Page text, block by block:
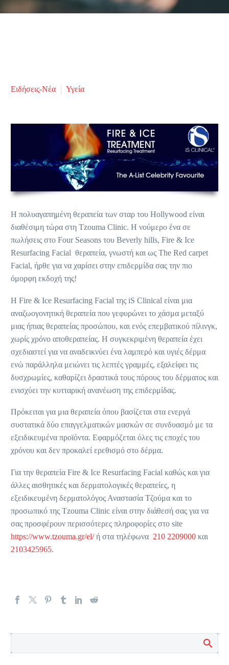
Ειδήσεις-Νέα Υγεία
H πολυαγαπημένη θεραπεία των σταρ του Hollywood είναι
διαθέσιμη τώρα στη Tzouma Clinic. H νούμερο ένα σε
πωλήσεις στο Four Seasons του Beverly hills, Fire & Ice
Resurfacing Facial θεραπεία, γνωστή και ως The Red carpet
Facial, ήρθε για να χαρίσει στην επιδερμίδα σας την πιο
όμορφη εκδοχή της!
Η Fire & Ice Resurfacing Facial της iS Clinical είναι μια
αναζωογονητική θεραπεία που γεφυρώνει το χάσμα μεταξύ
μιας ήπιας θεραπείας προσώπου, και ενός επεμβατικού πίλινγκ,
χωρίς χρόνο αποθεραπείας. Η συγκεκριμένη θεραπεία έχει
σχεδιαστεί για να αναδεικνύει ένα λαμπερό και υγιές δέρμα
ενώ παράλληλα μειώνει τις λεπτές γραμμές, εξαλείφει τις
δυσχρωμίες, καθαρίζει δραστικά τους πόρους του δέρματος και
ενισχύει την κυτταρική ανανέωση της επιδερμίδας.
Πρόκειται για μια θεραπεία όπου βασίζεται στα ενεργά
συστατικά δύο επαγγελματικών μασκών σε συνδυασμό με τα
εξειδικευμένα προϊόντα. Εφαρμόζεται όλες τις εποχές του
χρόνου και δεν προκαλεί ερεθισμό στο δέρμα.
Για την θεραπεία Fire & Ice Resurfacing Facial καθώς και για
άλλες αισθητικές και δερματολογικές θεραπείες, η
εξειδικευμένη δερματολόγος Αναστασία Τζούμα και το
προσωπικό της Tzouma Clinic είναι στην διάθεσή σας για να
σας προσφέρουν περισσότερες πληροφορίες στο site
https://www.tzouma.gr/el/ή στα τηλέφωνα 210 2209000 και
2103425965.